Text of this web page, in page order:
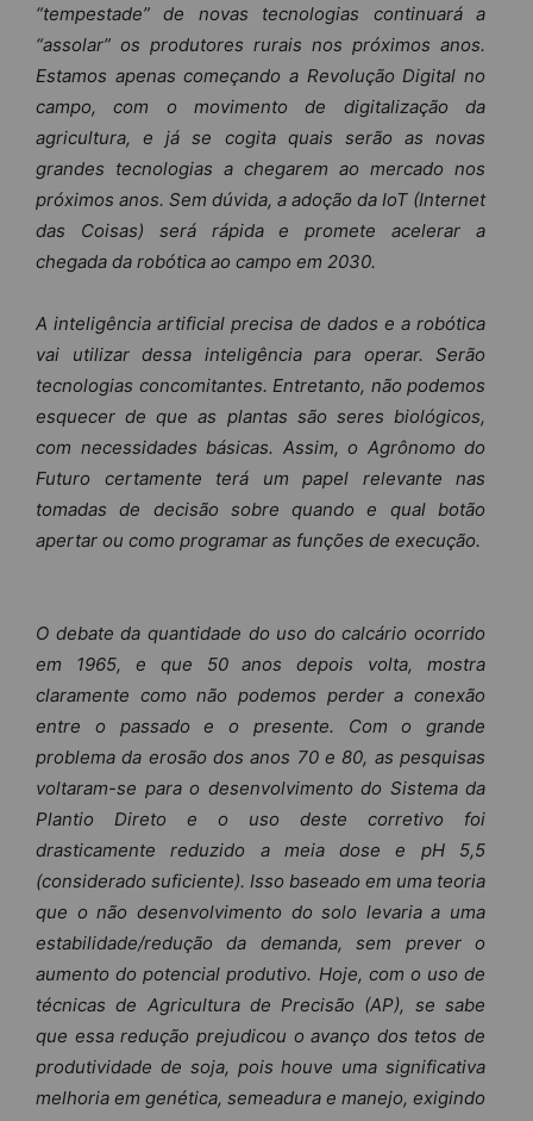
“tempestade” de novas tecnologias continuará a
“assolar” os produtores rurais nos próximos anos.
Estamos apenas começando a Revolução Digital no
campo, com o movimento de digitalização da
agricultura, e já se cogita quais serão as novas
grandes tecnologias a chegarem ao mercado nos
próximos anos. Sem dúvida, a adoção da IoT (Internet
das Coisas) será rápida e promete acelerar a
chegada da robótica ao campo em 2030.
A inteligência artificial precisa de dados e a robótica
vai utilizar dessa inteligência para operar. Serão
tecnologias concomitantes. Entretanto, não podemos
esquecer de que as plantas são seres biológicos,
com necessidades básicas. Assim, o Agrônomo do
Futuro certamente terá um papel relevante nas
tomadas de decisão sobre quando e qual botão
apertar ou como programar as funções de execução.
O debate da quantidade do uso do calcário ocorrido
em 1965, e que 50 anos depois volta, mostra
claramente como não podemos perder a conexão
entre o passado e o presente. Com o grande
problema da erosão dos anos 70 e 80, as pesquisas
voltaram-se para o desenvolvimento do Sistema da
Plantio Direto e o uso deste corretivo foi
drasticamente reduzido a meia dose e pH 5,5
(considerado suficiente). Isso baseado em uma teoria
que o não desenvolvimento do solo levaria a uma
estabilidade/redução da demanda, sem prever o
aumento do potencial produtivo. Hoje, com o uso de
técnicas de Agricultura de Precisão (AP), se sabe
que essa redução prejudicou o avanço dos tetos de
produtividade de soja, pois houve uma significativa
melhoria em genética, semeadura e manejo, exigindo